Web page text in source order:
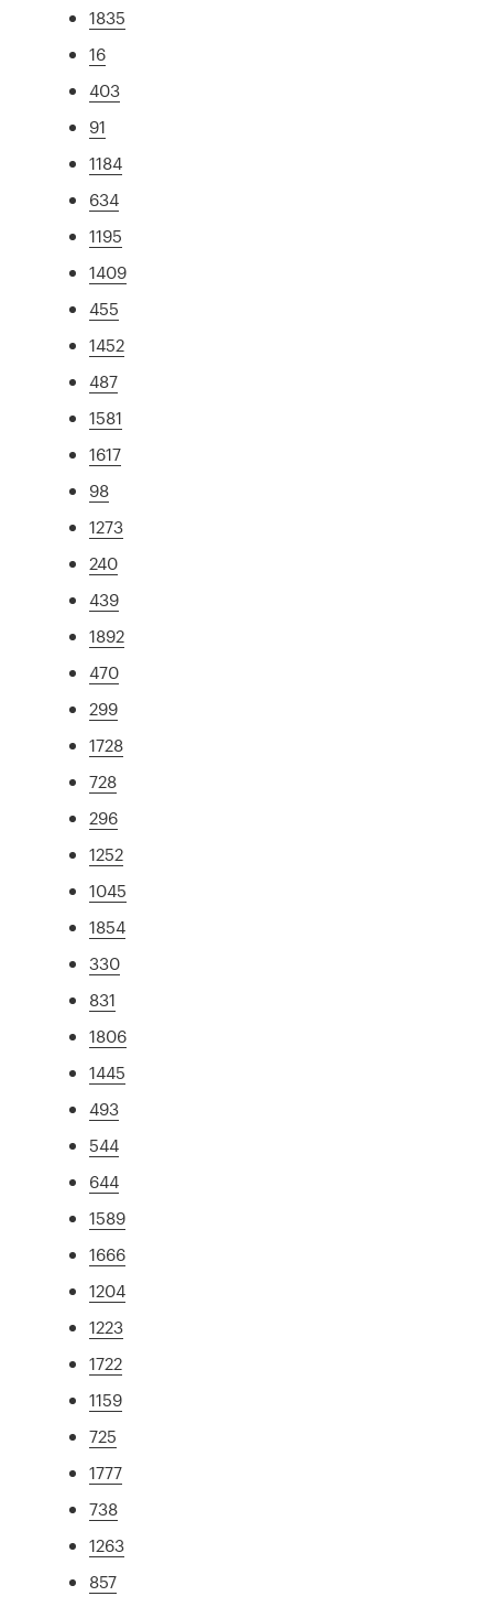
1835
16
403
91
1184
634
1195
1409
455
1452
487
1581
1617
98
1273
240
439
1892
470
299
1728
728
296
1252
1045
1854
330
831
1806
1445
493
544
644
1589
1666
1204
1223
1722
1159
725
1777
738
1263
857